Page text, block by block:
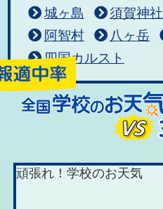
城ヶ島
須賀神社
阿智村
八ヶ岳
四国カルスト
頑張れ！学校のお天気